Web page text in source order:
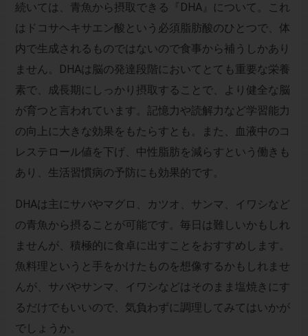
続いては、青魚から摂取できる『DHA』について。これ
はドコサヘキサエン酸という必須脂肪酸のひとつで、体
内で生成されるものではないので食事から補うしかあり
ません。DHAは脳の発達段階においてとても重要な栄養
素で、成長期にしっかり摂取することで、より健全な脳
が育つと言われています。記憶力や読解力など学習能力
の向上に大きな効果をもたらすとも。また、血液中のコ
レステロール値を下げ、中性脂肪を減らすという働きも
あり、生活習慣病の予防にも効果的です。
DHAは主にサバやマグロ、カツオ、サンマ、イワシなど
の青魚から摂ることが可能です。毎日は難しいかもしれ
ませんが、積極的に食卓に出すことをおすすめします。
魚料理というと手をかけたものを想像するかもしれませ
んが、サバやサンマ、イワシなどはそのまま塩焼きにす
るだけでもいいので、気負わずに調理してみてはいかが
でしょうか。